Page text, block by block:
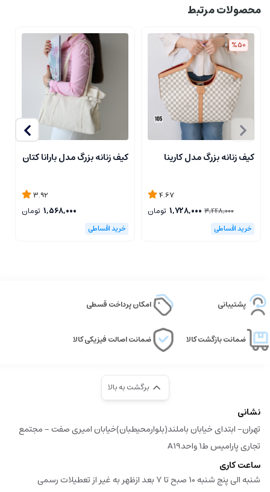
محصولات مرتبط
%50
کیف زنانه بزرگ مدل کارینا
4.67
3,448,000
1,728,000 تومان
کیف زنانه بزرگ مدل بارانا کتان
3.92
1,568,000 تومان
پشتیبانی امکان پرداخت قسطی
ضمانت بازگشت کالا ضمانت اصالت فیزیکی کالا
برگشت به بالا
نشانی
تهران- ابتدای خیابان باملند(بلوارمحیطبان)خیابان امیری صفت - مجتمع
تجاری پارامیس ط1 واحدA19
ساعت کاری
شنبه الی پنج شنبه 10 صبح تا 7 بعد ازظهر به غیر از تعطیلات رسمی